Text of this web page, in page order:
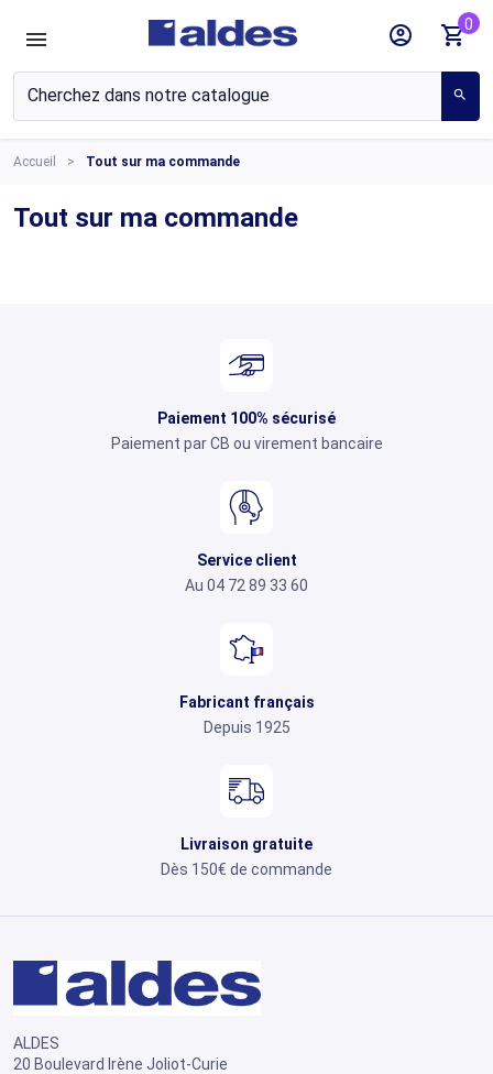
search
account_circle shopping_cart0
Accueil Tout sur ma commande
Tout sur ma commande
Paiement 100% sécurisé
Paiement par CB ou virement bancaire
Service client
Au 04 72 89 33 60
Fabricant français
Depuis 1925
Livraison gratuite
Dès 150€ de commande
ALDES
20 Boulevard Irène Joliot-Curie